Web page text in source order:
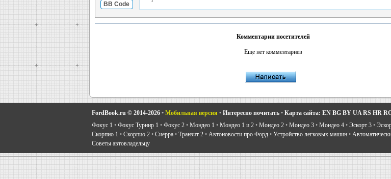
BB Code
Комментарии посетителей
Еще нет комментариев
FordBook.ru © 2014-2026 • Мобильная версия • Интересно почитать • Карта сайта: EN BG BY UA RS HR
Фокус 1 • Фокус Турнир 1 • Фокус 2 • Мондео 1 • Мондео 1 и 2 • Мондео 2 • Мондео 3 • Мондео 4 • Эскорт 3 •
Скорпио 1 • Скорпио 2 • Сиерра • Транзит 2 • Автоновости про Форд • Устройство легковых машин •
Советы автовладельцу